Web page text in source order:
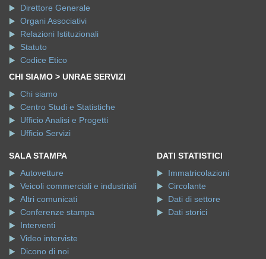
Direttore Generale
Organi Associativi
Relazioni Istituzionali
Statuto
Codice Etico
CHI SIAMO > UNRAE SERVIZI
Chi siamo
Centro Studi e Statistiche
Ufficio Analisi e Progetti
Ufficio Servizi
SALA STAMPA
Autovetture
Veicoli commerciali e industriali
Altri comunicati
Conferenze stampa
Interventi
Video interviste
Dicono di noi
DATI STATISTICI
Immatricolazioni
Circolante
Dati di settore
Dati storici